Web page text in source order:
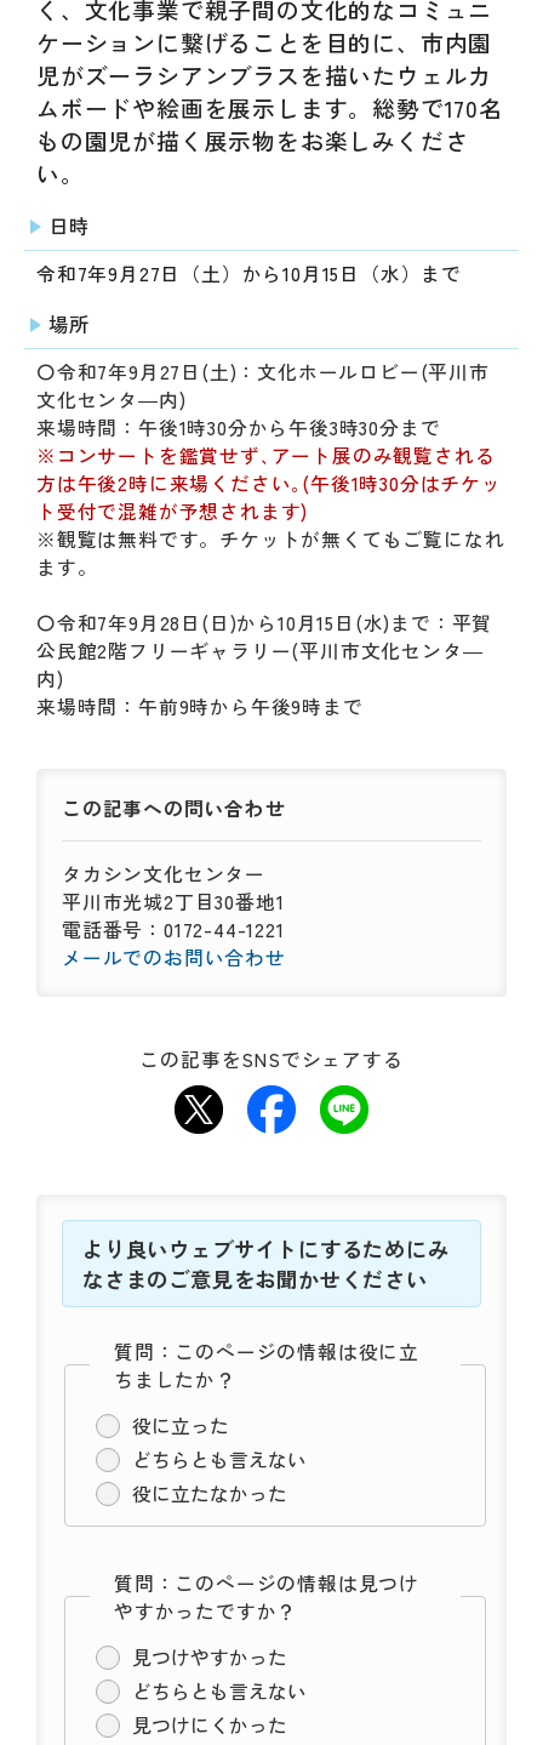
く、文化事業で親子間の文化的なコミュニ
ケーションに繋げることを目的に、市内園
児がズーラシアンブラスを描いたウェルカ
ムボードや絵画を展示します。総勢で170名
もの園児が描く展示物をお楽しみくださ
い。
日時
令和7年9月27日（土）から10月15日（水）まで
場所
〇令和7年9月27日(土)：文化ホールロビー(平川市
文化センタ―内)
来場時間：午後1時30分から午後3時30分まで
※コンサートを鑑賞せず､アート展のみ観覧される
方は午後2時に来場ください｡(午後1時30分はチケッ
ト受付で混雑が予想されます)
※観覧は無料です。チケットが無くてもご覧になれ
ます。
〇令和7年9月28日(日)から10月15日(水)まで：平賀
公民館2階フリーギャラリー(平川市文化センタ―
内)
来場時間：午前9時から午後9時まで
この記事への問い合わせ
タカシン文化センター
平川市光城2丁目30番地1
電話番号：0172-44-1221
メールでのお問い合わせ
この記事をSNSでシェアする
より良いウェブサイトにするためにみ
なさまのご意見をお聞かせください
質問：このページの情報は役に立
ちましたか？
役に立った
どちらとも言えない
役に立たなかった
質問：このページの情報は見つけ
やすかったですか？
見つけやすかった
どちらとも言えない
見つけにくかった